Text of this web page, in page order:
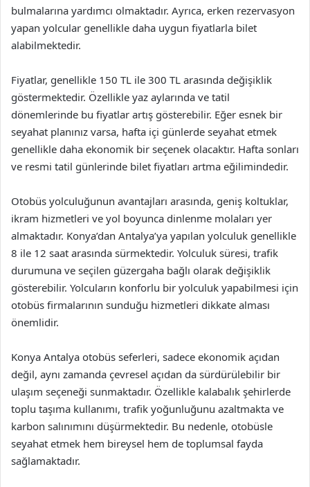
bulmalarına yardımcı olmaktadır. Ayrıca, erken rezervasyon
yapan yolcular genellikle daha uygun fiyatlarla bilet
alabilmektedir.
Fiyatlar, genellikle 150 TL ile 300 TL arasında değişiklik
göstermektedir. Özellikle yaz aylarında ve tatil
dönemlerinde bu fiyatlar artış gösterebilir. Eğer esnek bir
seyahat planınız varsa, hafta içi günlerde seyahat etmek
genellikle daha ekonomik bir seçenek olacaktır. Hafta sonları
ve resmi tatil günlerinde bilet fiyatları artma eğilimindedir.
Otobüs yolculuğunun avantajları arasında, geniş koltuklar,
ikram hizmetleri ve yol boyunca dinlenme molaları yer
almaktadır. Konya’dan Antalya’ya yapılan yolculuk genellikle
8 ile 12 saat arasında sürmektedir. Yolculuk süresi, trafik
durumuna ve seçilen güzergaha bağlı olarak değişiklik
gösterebilir. Yolcuların konforlu bir yolculuk yapabilmesi için
otobüs firmalarının sunduğu hizmetleri dikkate alması
önemlidir.
Konya Antalya otobüs seferleri, sadece ekonomik açıdan
değil, aynı zamanda çevresel açıdan da sürdürülebilir bir
ulaşım seçeneği sunmaktadır. Özellikle kalabalık şehirlerde
toplu taşıma kullanımı, trafik yoğunluğunu azaltmakta ve
karbon salınımını düşürmektedir. Bu nedenle, otobüsle
seyahat etmek hem bireysel hem de toplumsal fayda
sağlamaktadır.